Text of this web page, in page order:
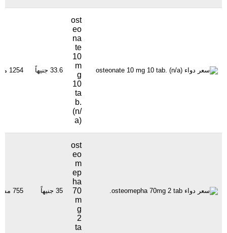
ost
eo
na
te
10
m
g
10
ta
b.
(n/
a)
33.6 جنيهاً 1254 مشاهدة
ost
eo
m
ep
ha
70
m
g
2
ta
35 جنيهاً 755 مشاهدة